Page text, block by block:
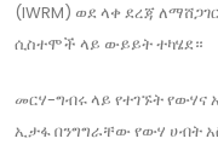
(IWRM) ወደ ላቀ ደረጃ
ሲስተሞች ላይ ውይይት ተካሄደ።
መርሃ-ግብሩ ላይ የተገኙት
ኢታፋ በንግግራቸው የውሃ ሀብት